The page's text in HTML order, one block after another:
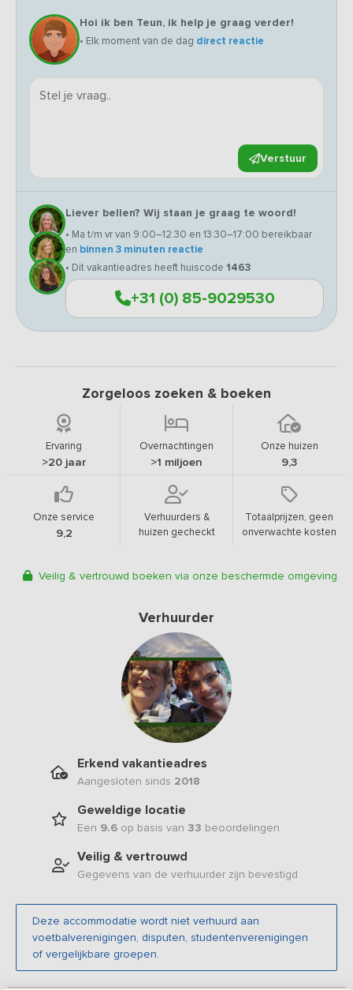
Hoi ik ben Teun, ik help je graag verder!
• Elk moment van de dag direct reactie
Verstuur
Liever bellen? Wij staan je graag te woord!
• Ma t/m vr van 9:00–12:30 en 13:30–17:00 bereikbaar
en binnen 3 minuten reactie
• Dit vakantieadres heeft huiscode 1463
+31 (0) 85-9029530
Zorgeloos zoeken & boeken
Ervaring
>20 jaar
Overnachtingen
>1 miljoen
Onze huizen
9,3
Onze service
9,2
Verhuurders &
huizen gecheckt
Totaalprijzen, geen
onverwachte kosten
Veilig & vertrouwd boeken via onze beschermde omgeving
Verhuurder
Erkend vakantieadres
Aangesloten sinds 2018
Geweldige locatie
Een 9.6 op basis van 33 beoordelingen
Veilig & vertrouwd
Gegevens van de verhuurder zijn bevestigd
Deze accommodatie wordt niet verhuurd aan
voetbalverenigingen, disputen, studentenverenigingen
of vergelijkbare groepen.